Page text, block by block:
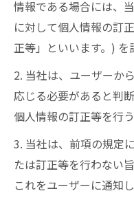
情報である場合には、
に対して個人情報の訂
正等」といいます。) を
2. 当社は、ユーザーか
応じる必要があると判
個人情報の訂正等を行
3. 当社は、前項の規定
たは訂正等を行わない
これをユーザーに通知し